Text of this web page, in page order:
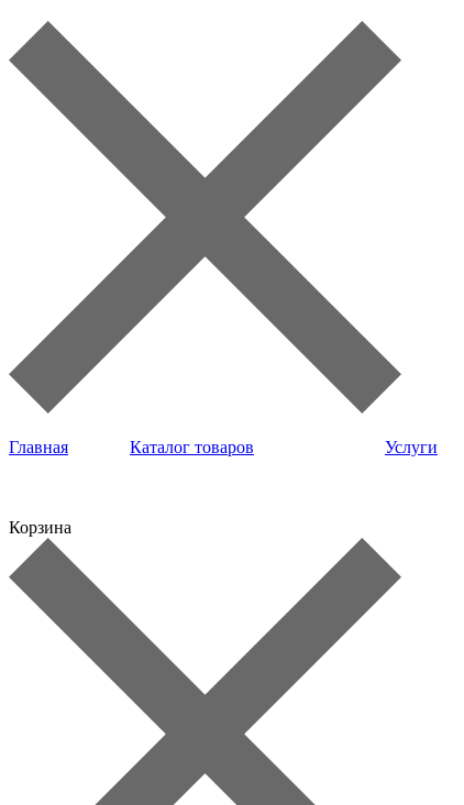
Главная Каталог товаров Услуги
Корзина